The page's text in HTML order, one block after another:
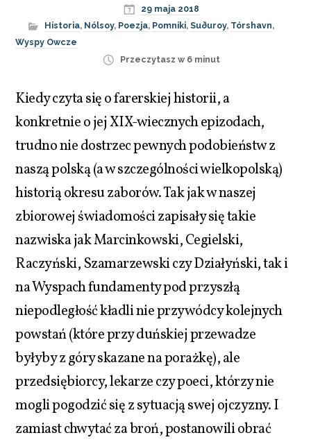
29 maja 2018
Historia, Nólsoy, Poezja, Pomniki,Suðuroy, Tórshavn,
Wyspy Owcze
Przeczytasz w 6 minut
Kiedy czyta się o farerskiej historii, a
konkretnie o jej XIX-wiecznych epizodach,
trudno nie dostrzec pewnych podobieństw z
naszą polską (a w szczególności wielkopolską)
historią okresu zaborów. Tak jak w naszej
zbiorowej świadomości zapisały się takie
nazwiska jak Marcinkowski, Cegielski,
Raczyński, Szamarzewski czy Działyński, tak i
na Wyspach fundamenty pod przyszłą
niepodległość kładli nie przywódcy kolejnych
powstań (które przy duńskiej przewadze
byłyby z góry skazane na porażkę), ale
przedsiębiorcy, lekarze czy poeci, którzy nie
mogli pogodzić się z sytuacją swej ojczyzny. I
zamiast chwytać za broń, postanowili obrać